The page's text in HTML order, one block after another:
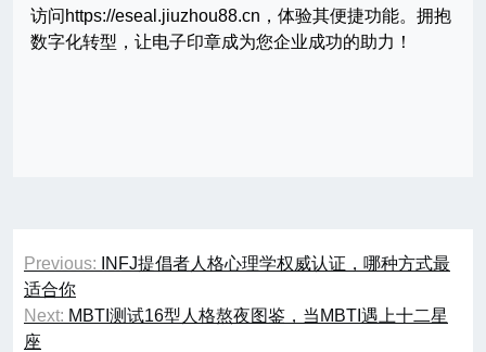
访问https://eseal.jiuzhou88.cn，体验其便捷功能。拥抱
数字化转型，让电子印章成为您企业成功的助力！
文
章
导
Previous:
INFJ提倡者人格心理学权威认证，哪种方式最
适合你
Next: MBTI测试16型人格熬夜图鉴，当MBTI遇上十二星
座